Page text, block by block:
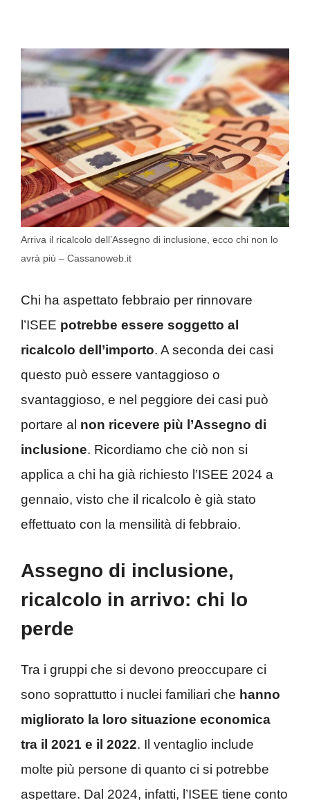
Arriva il ricalcolo dell’Assegno di inclusione, ecco chi non lo
avrà più – Cassanoweb.it
Chi ha aspettato febbraio per rinnovare
l’ISEE potrebbe essere soggetto al
ricalcolo dell’importo. A seconda dei casi
questo può essere vantaggioso o
svantaggioso, e nel peggiore dei casi può
portare al non ricevere più l’Assegno di
inclusione. Ricordiamo che ciò non si
applica a chi ha già richiesto l’ISEE 2024 a
gennaio, visto che il ricalcolo è già stato
effettuato con la mensilità di febbraio.
Assegno di inclusione,
ricalcolo in arrivo: chi lo
perde
Tra i gruppi che si devono preoccupare ci
sono soprattutto i nuclei familiari che hanno
migliorato la loro situazione economica
tra il 2021 e il 2022. Il ventaglio include
molte più persone di quanto ci si potrebbe
aspettare. Dal 2024, infatti, l’ISEE tiene conto